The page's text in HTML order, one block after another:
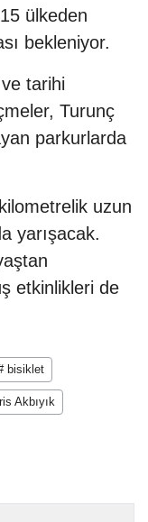
ülkeden
bekleniyor.
tarihi
Turunç
parkurlarda
uzun
yarışacak.
etkinlikleri de
bisiklet
Akbıyık